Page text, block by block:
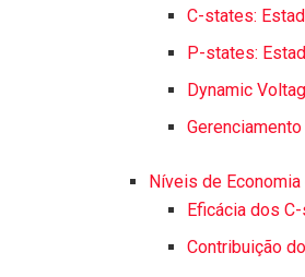
C-states:
P-states:
Dynamic
Níveis de
Eficácia dos
Contribuição